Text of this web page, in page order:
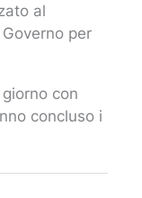
al
per
con
concluso i